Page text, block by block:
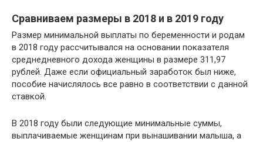
Сравниваем размеры в 2018 и в 2019 году
Размер минимальной выплаты по беременности и родам
в 2018 году рассчитывался на основании показателя
среднедневного дохода женщины в размере 311,97
рублей. Даже если официальный заработок был ниже,
пособие начислялось все равно в соответствии с данной
ставкой.
В 2018 году были следующие минимальные суммы,
выплачиваемые женщинам при вынашивании малыша, а